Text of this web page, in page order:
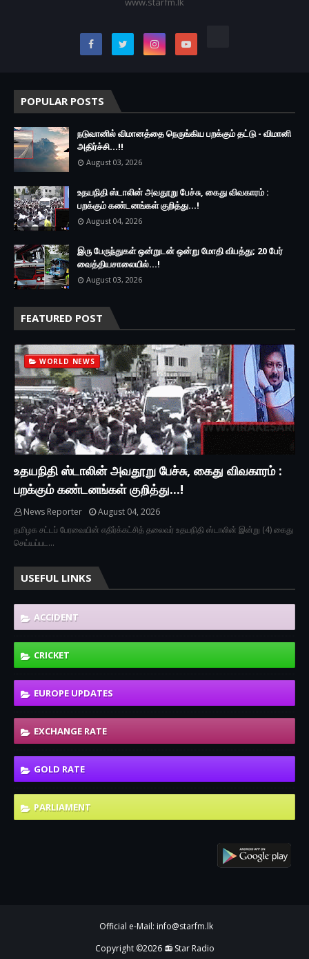
POPULAR POSTS
நடுவானில் விமானத்தை நெருங்கிய பறக்கும் தட்டு - விமானி
அதிர்ச்சி...!!
August 03, 2026
உதயநிதி ஸ்டாலின் அவதூறு பேச்சு, கைது விவகாரம் :
பறக்கும் கண்டனங்கள் குறித்து...!
August 04, 2026
இரு ப‍ேருந்துகள் ஒன்றுடன் ஒன்று மோதி விபத்து; 20 பேர்
வைத்தியசாலையில்...!
August 03, 2026
FEATURED POST
WORLD NEWS
உதயநிதி ஸ்டாலின் அவதூறு பேச்சு, கைது விவகாரம் :
பறக்கும் கண்டனங்கள் குறித்து...!
News Reporter
August 04, 2026
தமிழக சட்டப் பேரவையின் எதிர்க்கட்சித் தலைவர் உதயநிதி ஸ்டாலின் இன்று (4) கைது
செய்யப்பட…
USEFUL LINKS
ACCIDENT
CRICKET
EUROPE UPDATES
EXCHANGE RATE
GOLD RATE
PARLIAMENT
Official e-Mail: info@starfm.lk
Copyright ©2026 📻 Star Radio